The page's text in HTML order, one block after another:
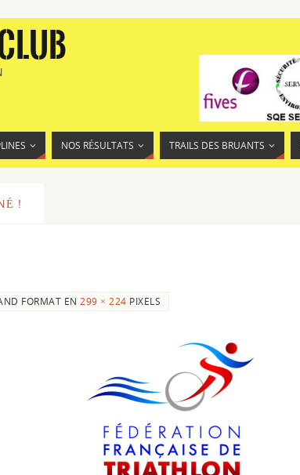
NOS RÉSULTATS TRAILS DES BRUANTS
!
FORMAT EN 299 × 224 PIXELS